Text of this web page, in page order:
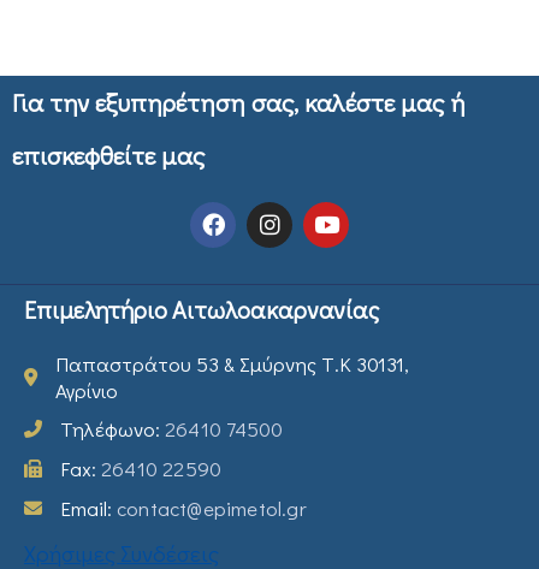
Για την εξυπηρέτηση σας, καλέστε μας ή
επισκεφθείτε μας
Επιμελητήριο Αιτωλοακαρνανίας
Παπαστράτου 53 & Σμύρνης Τ.Κ 30131,
Αγρίνιο
Τηλέφωνο: 26410 74500
Fax: 26410 22590
Email: contact@epimetol.gr
Χρήσιμες Συνδέσεις